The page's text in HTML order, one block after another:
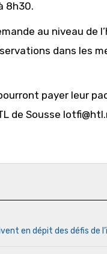
8h30.
au niveau de
dans les
payer leur
de Sousse
en dépit des défis de